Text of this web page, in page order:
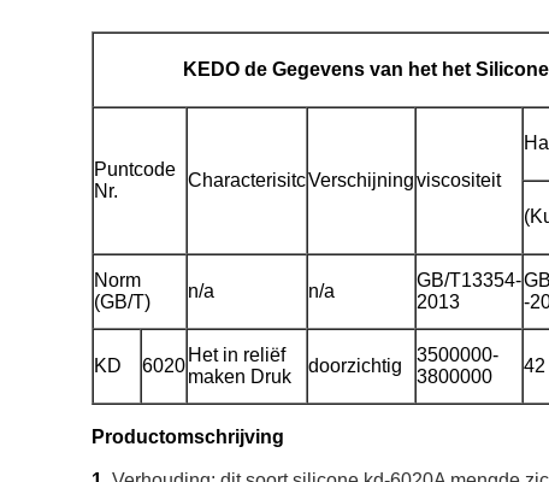
KEDO de Gegevens van het het
Puntcode
Nr.
CharacterisitcVerschijningviscositeit
Norm
(GB/T)
n/a n/a
GB/T13354-
2013
-
KD 6020
Het in reliëf
maken Druk
doorzichtig
3500000-
3800000
42
Productomschrijving